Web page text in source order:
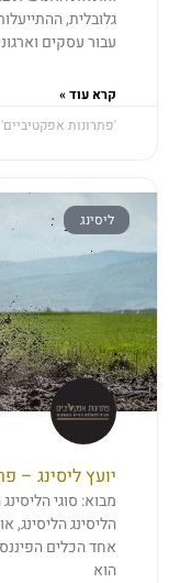
גלובלית,
עבור עסקים
קרא עוד »
'פתרונות אפקטיביים'
ליסינג
יועץ ליסינג –
מבוא: סוגי
הליסינג
אחד הכלים
הוא